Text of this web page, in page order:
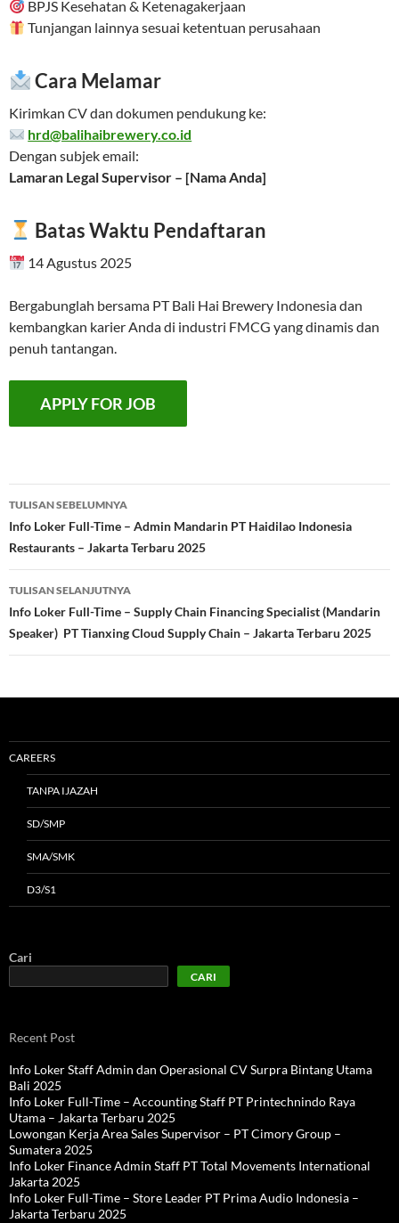
BPJS Kesehatan & Ketenagakerjaan
Tunjangan lainnya sesuai ketentuan perusahaan
Cara Melamar
Kirimkan CV dan dokumen pendukung ke:
hrd@balihaibrewery.co.id
Dengan subjek email:
Lamaran Legal Supervisor – [Nama Anda]
Batas Waktu Pendaftaran
14 Agustus 2025
Bergabunglah bersama PT Bali Hai Brewery Indonesia dan
kembangkan karier Anda di industri FMCG yang dinamis dan
penuh tantangan.
Navigasi
Tulisan
TULISAN SEBELUMNYA
Info Loker Full-Time – Admin Mandarin PT Haidilao Indonesia
Restaurants – Jakarta Terbaru 2025
TULISAN SELANJUTNYA
Info Loker Full-Time – Supply Chain Financing Specialist (Mandarin
Speaker) PT Tianxing Cloud Supply Chain – Jakarta Terbaru 2025
CAREERS
TANPA IJAZAH
SD/SMP
SMA/SMK
D3/S1
Cari
CARI
Recent Post
Info Loker Staff Admin dan Operasional CV Surpra Bintang Utama
Bali 2025
Info Loker Full-Time – Accounting Staff PT Printechnindo Raya
Utama – Jakarta Terbaru 2025
Lowongan Kerja Area Sales Supervisor – PT Cimory Group –
Sumatera 2025
Info Loker Finance Admin Staff PT Total Movements International
Jakarta 2025
Info Loker Full-Time – Store Leader PT Prima Audio Indonesia –
Jakarta Terbaru 2025